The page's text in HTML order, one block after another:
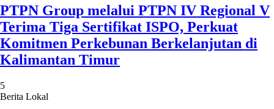
PTPN Group melalui PTPN IV Regional V
Terima Tiga Sertifikat ISPO, Perkuat
Komitmen Perkebunan Berkelanjutan di
Kalimantan Timur
5
Berita Lokal